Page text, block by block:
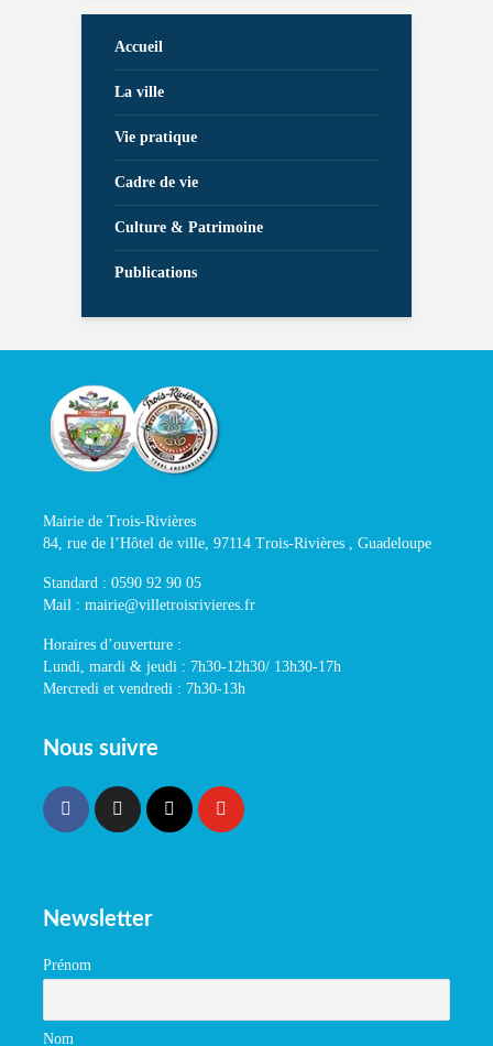
Accueil
La ville
Vie pratique
Cadre de vie
Culture & Patrimoine
Publications
Mairie de Trois-Rivières
84, rue de l’Hôtel de ville, 97114 Trois-Rivières , Guadeloupe
Standard : 0590 92 90 05
Mail : mairie@villetroisrivieres.fr
Horaires d’ouverture :
Lundi, mardi & jeudi : 7h30-12h30/ 13h30-17h
Mercredi et vendredi : 7h30-13h
Nous suivre
Newsletter
Prénom
Nom